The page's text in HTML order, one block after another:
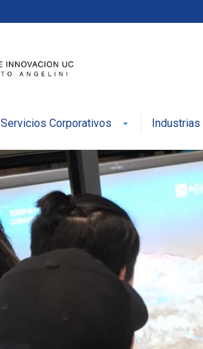
Servicios Corporativos Industrias